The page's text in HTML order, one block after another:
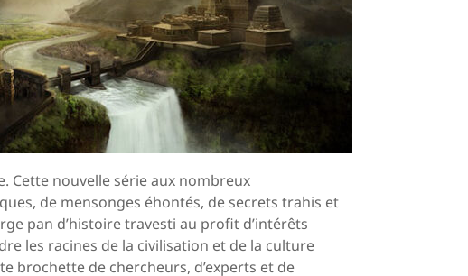
Cette nouvelle série aux nombreux
de mensonges éhontés, de secrets trahis et
pan d’histoire travesti au profit d’intérêts
les racines de la civilisation et de la culture
brochette de chercheurs, d’experts et de